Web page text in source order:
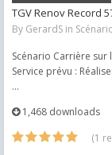
TGV Renov Record
By GerardS in
Scénario Carrière sur
Service prévu :
...
1,468 downloads
(1